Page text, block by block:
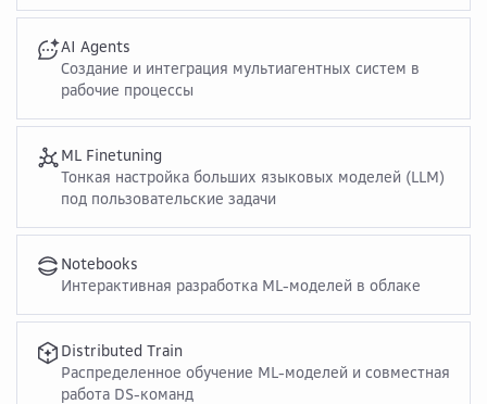
AI Agents
Создание и интеграция мультиагентных систем в
рабочие процессы
ML Finetuning
Тонкая настройка больших языковых моделей (LLM)
под пользовательские задачи
Notebooks
Интерактивная разработка ML-моделей в облаке
Distributed Train
Распределенное обучение ML-моделей и совместная
работа DS-команд